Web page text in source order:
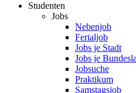
Studenten
Jobs
Nebenjob
Ferialjob
Jobs je Stadt
Jobs je
Jobsuche
Praktikum
Samstagsjob